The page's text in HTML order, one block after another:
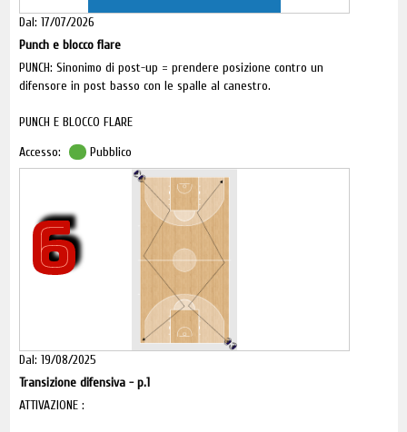
Dal: 17/07/2026
Punch e blocco flare
PUNCH: Sinonimo di post-up = prendere posizione contro un
difensore in post basso con le spalle al canestro.
PUNCH E BLOCCO FLARE
3 si allontana in angolo lato debole.
6
Accesso: Pubblico
Dal: 19/08/2025
Transizione difensiva - p.1
ATTIVAZIONE :